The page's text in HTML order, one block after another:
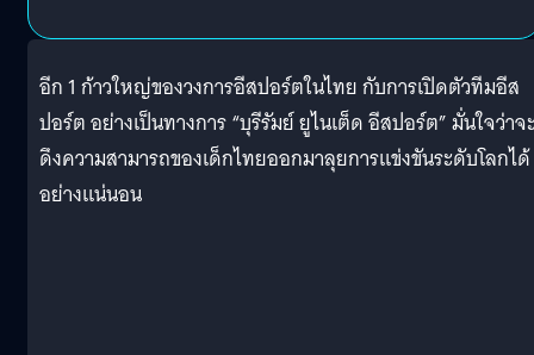
อีก 1 ก้าวใหญ่ของวงการอีสปอร์ตในไทย กับการเปิดตัวทีมอีส
ปอร์ต อย่างเป็นทางการ “บุรีรัมย์ ยูไนเต็ด อีสปอร์ต” มั่นใจว่าจ
ดึงความสามารถของเด็กไทยออกมาลุยการแข่งขันระดับโลกได้
อย่างแน่นอน